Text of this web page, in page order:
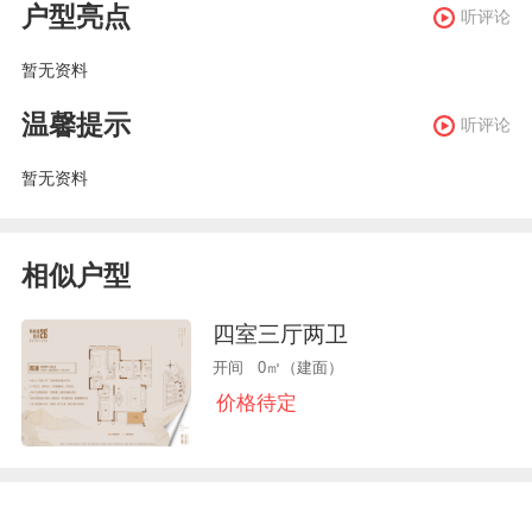
户型亮点 听评论
暂无资料
温馨提示 听评论
暂无资料
相似户型
四室三厅两卫
开间 0㎡（建面）
价格待定